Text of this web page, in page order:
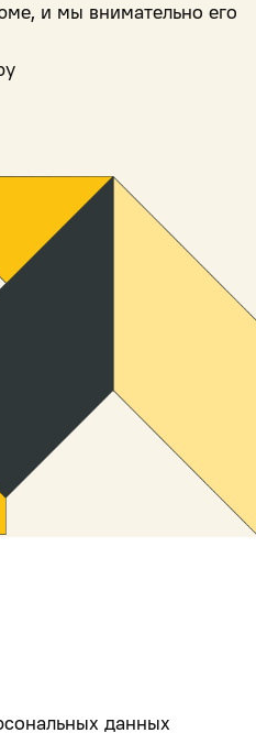
и мы внимательно его
данных